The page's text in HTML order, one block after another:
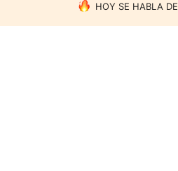
HOY SE HABLA DE